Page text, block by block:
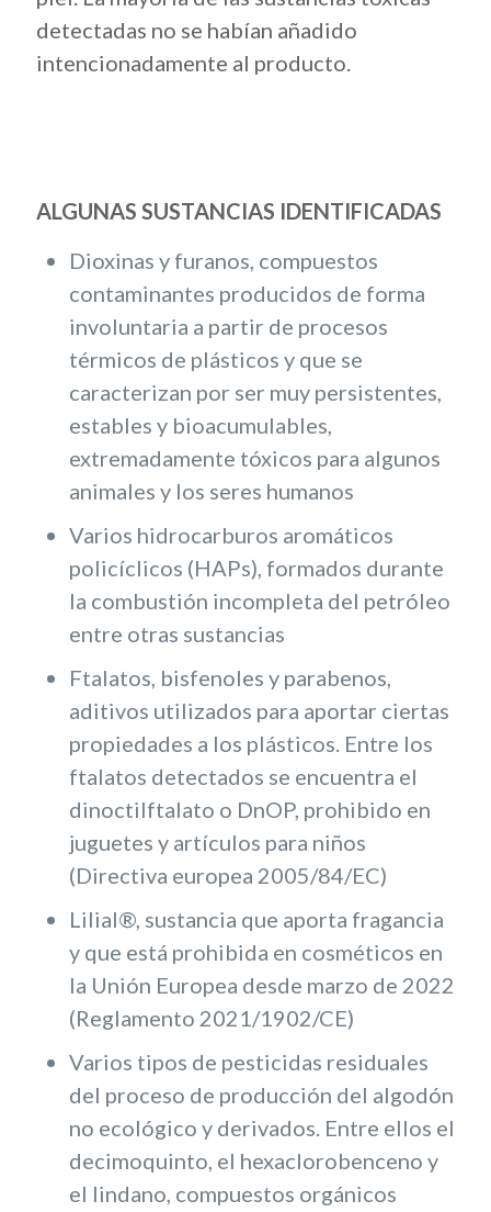
detectadas no se habían añadido
intencionadamente al producto.
ALGUNAS SUSTANCIAS IDENTIFICADAS
Dioxinas y furanos, compuestos
contaminantes producidos de forma
involuntaria a partir de procesos
térmicos de plásticos y que se
caracterizan por ser muy persistentes,
estables y bioacumulables,
extremadamente tóxicos para algunos
animales y los seres humanos
Varios hidrocarburos aromáticos
policíclicos (HAPs), formados durante
la combustión incompleta del petróleo
entre otras sustancias
Ftalatos, bisfenoles y parabenos,
aditivos utilizados para aportar ciertas
propiedades a los plásticos. Entre los
ftalatos detectados se encuentra el
dinoctilftalato o DnOP, prohibido en
juguetes y artículos para niños
(Directiva europea 2005/84/EC)
Lilial®, sustancia que aporta fragancia
y que está prohibida en cosméticos en
la Unión Europea desde marzo de 2022
(Reglamento 2021/1902/CE)
Varios tipos de pesticidas residuales
del proceso de producción del algodón
no ecológico y derivados. Entre ellos el
decimoquinto, el hexaclorobenceno y
el lindano, compuestos orgánicos